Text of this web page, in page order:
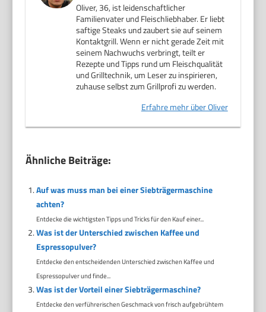
Oliver, 36, ist leidenschaftlicher
Familienvater und Fleischliebhaber. Er liebt
saftige Steaks und zaubert sie auf seinem
Kontaktgrill. Wenn er nicht gerade Zeit mit
seinem Nachwuchs verbringt, teilt er
Rezepte und Tipps rund um Fleischqualität
und Grilltechnik, um Leser zu inspirieren,
zuhause selbst zum Grillprofi zu werden.
Erfahre mehr über Oliver
Ähnliche Beiträge:
Auf was muss man bei einer Siebträgermaschine
achten?
Entdecke die wichtigsten Tipps und Tricks für den Kauf einer...
Was ist der Unterschied zwischen Kaffee und
Espressopulver?
Entdecke den entscheidenden Unterschied zwischen Kaffee und
Espressopulver und finde...
Was ist der Vorteil einer Siebträgermaschine?
Entdecke den verführerischen Geschmack von frisch aufgebrühtem